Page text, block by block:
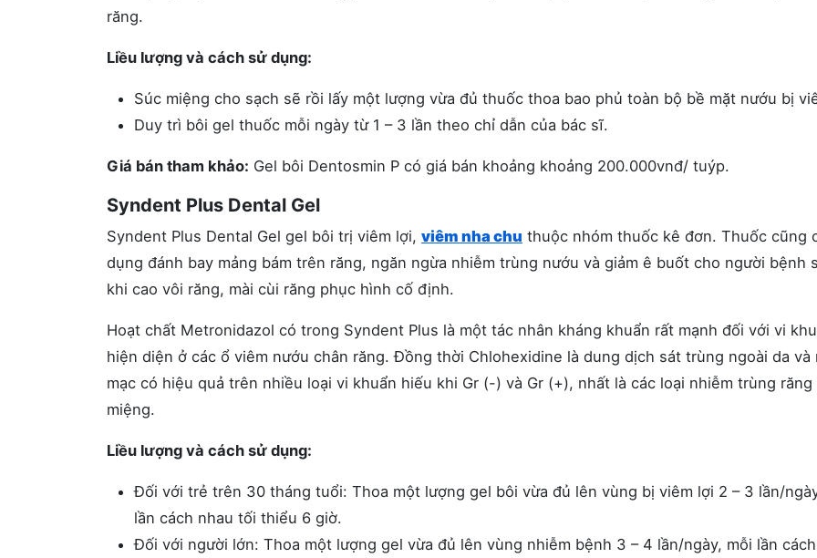
răng.
Liều lượng và cách sử dụng:
Súc miệng cho sạch sẽ rồi lấy một lượng vừa đủ thuốc thoa bao phủ toàn bộ bề mặt nướu bị
Duy trì bôi gel thuốc mỗi ngày từ 1 – 3 lần theo chỉ dẫn của bác sĩ.
Giá bán tham khảo: Gel bôi Dentosmin P có giá bán khoảng khoảng 200.000vnđ/ tuýp.
Syndent Plus Dental Gel
Syndent Plus Dental Gel gel bôi trị viêm lợi, viêm nha chu thuộc nhóm thuốc kê đơn. Thuốc cũng
dụng đánh bay mảng bám trên răng, ngăn ngừa nhiễm trùng nướu và giảm ê buốt cho người bệnh
khi cao vôi răng, mài cùi răng phục hình cố định.
Hoạt chất Metronidazol có trong Syndent Plus là một tác nhân kháng khuẩn rất mạnh đối với vi
hiện diện ở các ổ viêm nướu chân răng. Đồng thời Chlohexidine là dung dịch sát trùng ngoài da và
mạc có hiệu quả trên nhiều loại vi khuẩn hiếu khi Gr (-) và Gr (+), nhất là các loại nhiễm trùng răng
miệng.
Liều lượng và cách sử dụng:
Đối với trẻ trên 30 tháng tuổi: Thoa một lượng gel bôi vừa đủ lên vùng bị viêm lợi 2 – 3 lần/
lần cách nhau tối thiểu 6 giờ.
Đối với người lớn: Thoa một lượng gel vừa đủ lên vùng nhiễm bệnh 3 – 4 lần/ngày, mỗi lần